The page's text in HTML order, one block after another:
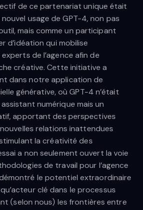
de ce partenariat unique était
usage de GPT-4, non pas
mais comme un participant
d’idéation qui mobilise
de l’agence afin de
créative. Cette initiative a
dans notre application de
générative, où GPT-4 n’était
numérique mais un
apportant des perspectives
relations inattendues
la créativité des
a non seulement ouvert la voie
de travail pour l’agence
le potentiel extraordinaire
clé dans le processus
(selon nous) les frontières entre